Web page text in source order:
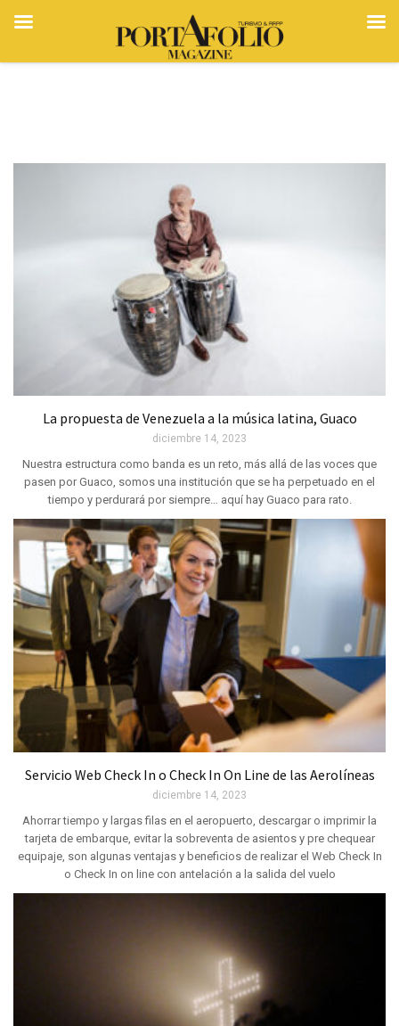
La propuesta de Venezuela a la música latina, Guaco
diciembre 14, 2023
Nuestra estructura como banda es un reto, más allá de las voces que
pasen por Guaco, somos una institución que se ha perpetuado en el
tiempo y perdurará por siempre… aquí hay Guaco para rato.
Servicio Web Check In o Check In On Line de las Aerolíneas
diciembre 14, 2023
Ahorrar tiempo y largas filas en el aeropuerto, descargar o imprimir la
tarjeta de embarque, evitar la sobreventa de asientos y pre chequear
equipaje, son algunas ventajas y beneficios de realizar el Web Check In
o Check In on line con antelación a la salida del vuelo